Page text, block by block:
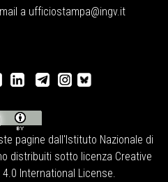
a ufficiostampa@ingv.it
pagine dall' Istituto Nazionale di
distribuiti sotto licenza Creative
International License.